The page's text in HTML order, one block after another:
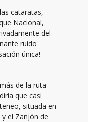
las cataratas,
Nacional,
del
ruido
única!
de la ruta
que casi
situada en
el Zanjón de